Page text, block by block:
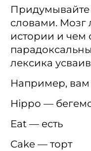
словами. Мозг
истории и чем
лексика
Например, вам
Hippo —
Eat — есть
Cake — торт